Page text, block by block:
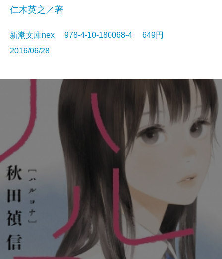
仁木英之／著
新潮文庫nex 978-4-10-180068-4 649円
2016/06/28